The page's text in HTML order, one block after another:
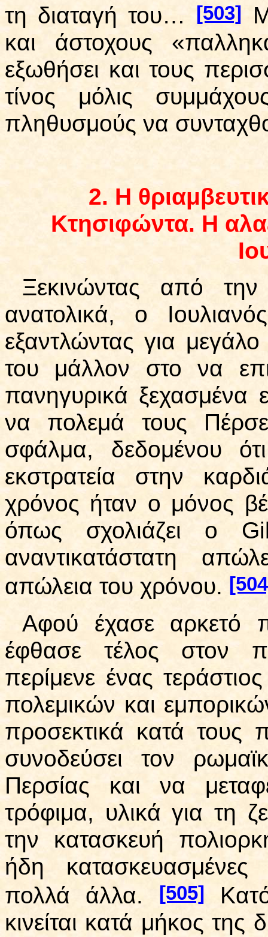
τη διαταγή του…
[503]
και άστοχους
εξωθήσει και τους
τίνος μόλις
πληθυσμούς να
2. Η
Κτησιφώντα. Η
Ξεκινώντας από την
ανατολικά, ο
εξαντλώντας για
του μάλλον στο να
πανηγυρικά ξεχασμένα
να πολεμά τους
σφάλμα, δεδομένου
εκστρατεία στην
χρόνος ήταν ο μόνος
όπως σχολιάζει ο
αναντικατάστατη
απώλεια του χρόνου.
Αφού έχασε αρκετό
έφθασε τέλος στον
περίμενε ένας
πολεμικών και
προσεκτικά κατά τους
συνοδεύσει τον
Περσίας και να
τρόφιμα, υλικά για τη
την κατασκευή
ήδη κατασκευασμένες
πολλά άλλα.
[505]
κινείται κατά μήκος